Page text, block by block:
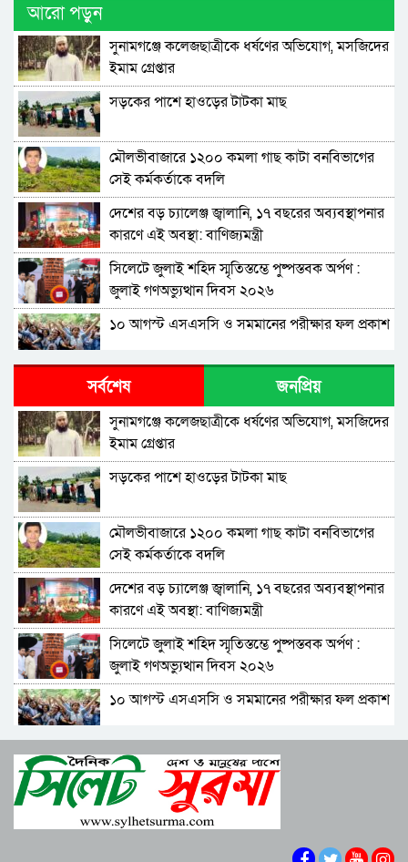
আরো পড়ুন
সুনামগঞ্জে কলেজছাত্রীকে ধর্ষণের অভিযোগ, মসজিদের
ইমাম গ্রেপ্তার
সড়কের পাশে হাওড়ের টাটকা মাছ
মৌলভীবাজারে ১২০০ কমলা গাছ কাটা বনবিভাগের
সেই কর্মকর্তাকে বদলি
দেশের বড় চ্যালেঞ্জ জ্বালানি, ১৭ বছরের অব্যবস্থাপনার
কারণে এই অবস্থা: বাণিজ্যমন্ত্রী
সিলেটে জুলাই শহিদ স্মৃতিস্তম্ভে পুষ্পস্তবক অর্পণ :
জুলাই গণঅভ্যুত্থান দিবস ২০২৬
১০ আগস্ট এসএসসি ও সমমানের পরীক্ষার ফল প্রকাশ
শাপলা চত্বরে হত্যা মামলা: শেখ হাসিনাসহ ৪১ জনের
বিরুদ্ধে আনুষ্ঠানিক অভিযোগ
বিরোধীদলের পতন শুরু হয়েছে, ১১ দল এখন ৯ দলে
গিয়ে ঠেকেছে: রাশেদ খান
কে হতে পারেন পরবর্তী রাষ্ট্রপতি, আলোচনায় এক
আমলা
সিলেটে আদলত চত্বরে শিশু ফাহিমা হত্যা মামলার
আসামির ওপর ফের হামলা
এআই দিয়ে অশালীন ছবি ছড়ানোর অভিযোগ
সিলেটের কনটেন্ট ক্রিয়েটর রাফিয়ার
শাবিপ্রবিতে শিক্ষার্থীকে মারধর: ছাত্রদল নেতা হাসিবুর
ও তারেক বহিষ্কার, ক্যাম্পাসে নিষিদ্ধ ২ বছর
ক্ষোভ, দ্রুত সংস্কারের আহ্বান
নারী-কাণ্ডে জামায়াত থেকে বহিস্কার এমপি গাজী
নজরুল
সিলেটে হামের উপসর্গ নিয়ে আরও দুই শিশুর মৃত্যু
সর্বশেষ জনপ্রিয়
সুনামগঞ্জে কলেজছাত্রীকে ধর্ষণের অভিযোগ, মসজিদের
ইমাম গ্রেপ্তার
সড়কের পাশে হাওড়ের টাটকা মাছ
মৌলভীবাজারে ১২০০ কমলা গাছ কাটা বনবিভাগের
সেই কর্মকর্তাকে বদলি
দেশের বড় চ্যালেঞ্জ জ্বালানি, ১৭ বছরের অব্যবস্থাপনার
কারণে এই অবস্থা: বাণিজ্যমন্ত্রী
সিলেটে জুলাই শহিদ স্মৃতিস্তম্ভে পুষ্পস্তবক অর্পণ :
জুলাই গণঅভ্যুত্থান দিবস ২০২৬
১০ আগস্ট এসএসসি ও সমমানের পরীক্ষার ফল প্রকাশ
শাপলা চত্বরে হত্যা মামলা: শেখ হাসিনাসহ ৪১ জনের
বিরুদ্ধে আনুষ্ঠানিক অভিযোগ
বিরোধীদলের পতন শুরু হয়েছে, ১১ দল এখন ৯ দলে
গিয়ে ঠেকেছে: রাশেদ খান